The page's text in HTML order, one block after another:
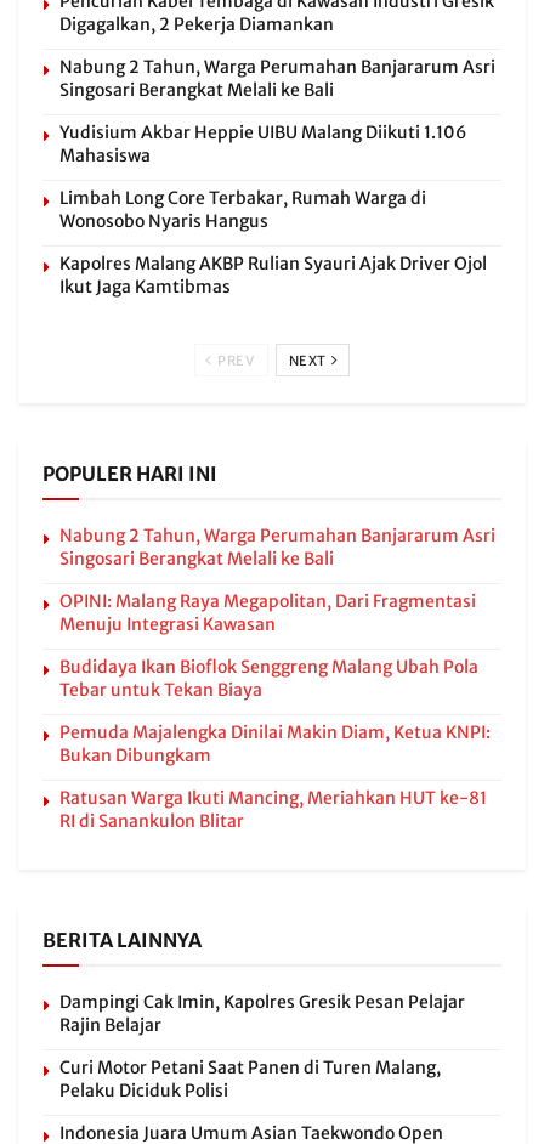
Digagalkan, 2 Pekerja Diamankan
Nabung 2 Tahun, Warga Perumahan Banjararum Asri
Singosari Berangkat Melali ke Bali
Yudisium Akbar Heppie UIBU Malang Diikuti 1.106
Mahasiswa
Limbah Long Core Terbakar, Rumah Warga di
Wonosobo Nyaris Hangus
Kapolres Malang AKBP Rulian Syauri Ajak Driver Ojol
Ikut Jaga Kamtibmas
PREV NEXT
POPULER HARI INI
Nabung 2 Tahun, Warga Perumahan Banjararum Asri
Singosari Berangkat Melali ke Bali
OPINI: Malang Raya Megapolitan, Dari Fragmentasi
Menuju Integrasi Kawasan
Budidaya Ikan Bioflok Senggreng Malang Ubah Pola
Tebar untuk Tekan Biaya
Pemuda Majalengka Dinilai Makin Diam, Ketua KNPI:
Bukan Dibungkam
Ratusan Warga Ikuti Mancing, Meriahkan HUT ke-81
RI di Sanankulon Blitar
BERITA LAINNYA
Dampingi Cak Imin, Kapolres Gresik Pesan Pelajar
Rajin Belajar
Curi Motor Petani Saat Panen di Turen Malang,
Pelaku Diciduk Polisi
Indonesia Juara Umum Asian Taekwondo Open